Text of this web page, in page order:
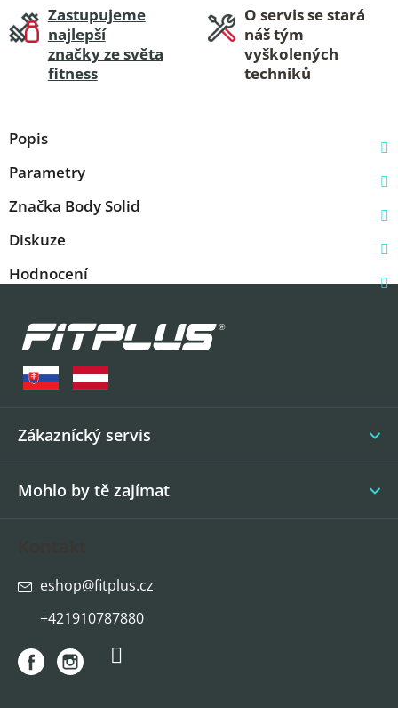
Zastupujeme
najlepší
značky ze světa
fitness
O servis se stará
náš tým
vyškolených
techniků
Popis
Parametry
Značka Body Solid
Diskuze
Hodnocení
Zákaznícký servis
Mohlo by tě zajímat
eshop@fitplus.cz
+421910787880